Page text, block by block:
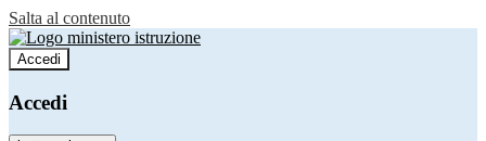
Salta al contenuto
Accedi
Accedi